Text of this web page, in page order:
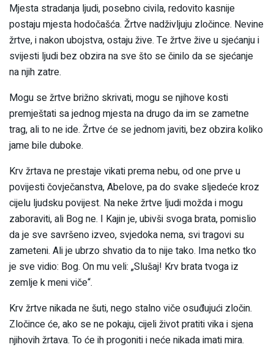
Mjesta stradanja ljudi, posebno civila, redovito kasnije
postaju mjesta hodočašća. Žrtve nadživljuju zločince. Nevine
žrtve, i nakon ubojstva, ostaju žive. Te žrtve žive u sjećanju i
svijesti ljudi bez obzira na sve što se činilo da se sjećanje
na njih zatre.
Mogu se žrtve brižno skrivati, mogu se njihove kosti
premještati sa jednog mjesta na drugo da im se zametne
trag, ali to ne ide. Žrtve će se jednom javiti, bez obzira koliko
jame bile duboke.
Krv žrtava ne prestaje vikati prema nebu, od one prve u
povijesti čovječanstva, Abelove, pa do svake sljedeće kroz
cijelu ljudsku povijest. Na neke žrtve ljudi možda i mogu
zaboraviti, ali Bog ne. I Kajin je, ubivši svoga brata, pomislio
da je sve savršeno izveo, svjedoka nema, svi tragovi su
zameteni. Ali je ubrzo shvatio da to nije tako. Ima netko tko
je sve vidio: Bog. On mu veli: „Slušaj! Krv brata tvoga iz
zemlje k meni viče“.
Krv žrtve nikada ne šuti, nego stalno viče osuđujući zločin.
Zločince će, ako se ne pokaju, cijeli život pratiti vika i sjena
njihovih žrtava. To će ih progoniti i neće nikada imati mira.